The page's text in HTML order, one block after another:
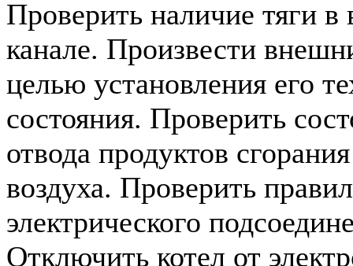
Проверить наличие тяги
канале. Произвести
целью установления его
состояния. Проверить
отвода продуктов
воздуха. Проверить
электрического
Отключить котел от